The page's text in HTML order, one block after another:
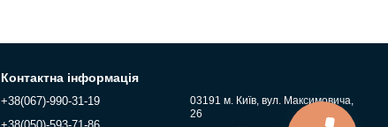
Контактна інформація
+38(067)-990-31-19
03191 м. Київ, вул. Максимовича,
26